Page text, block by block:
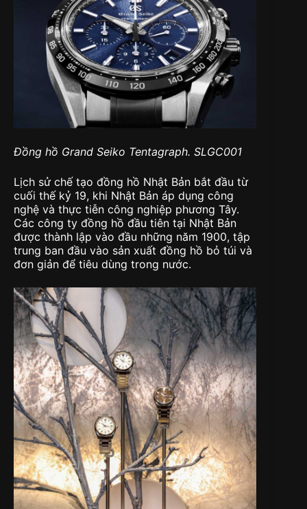
Đồng hồ Grand Seiko Tentagraph. SLGC001
Lịch sử chế tạo đồng hồ Nhật Bản bắt đầu từ
cuối thế kỷ 19, khi Nhật Bản áp dụng công
nghệ và thực tiễn công nghiệp phương Tây.
Các công ty đồng hồ đầu tiên tại Nhật Bản
được thành lập vào đầu những năm 1900, tập
trung ban đầu vào sản xuất đồng hồ bỏ túi và
đơn giản để tiêu dùng trong nước.